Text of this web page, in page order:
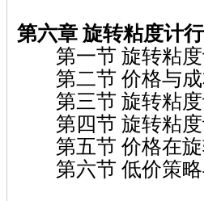
第六章 旋转粘度计
第一节 旋转粘度
第二节 价格与成
第三节 旋转粘度
第四节 旋转粘度
第五节 价格在旋
第六节 低价策略